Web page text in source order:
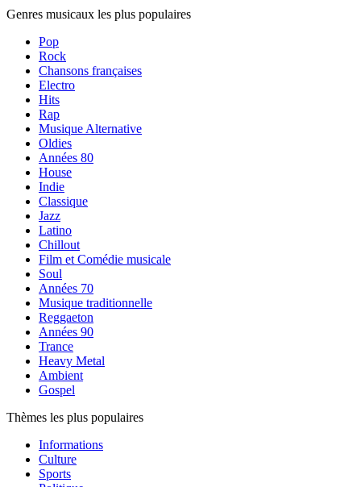
Genres musicaux les plus populaires
Pop
Rock
Chansons françaises
Electro
Hits
Rap
Musique Alternative
Oldies
Années 80
House
Indie
Classique
Jazz
Latino
Chillout
Film et Comédie musicale
Soul
Années 70
Musique traditionnelle
Reggaeton
Années 90
Trance
Heavy Metal
Ambient
Gospel
Thèmes les plus populaires
Informations
Culture
Sports